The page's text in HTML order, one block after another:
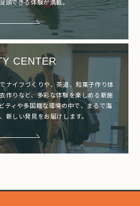
頭できる体験が満載。
CENTER
ナイフづくりや、茶道、和菓子作り体
作りなど、多彩な体験を楽しめる新施
ティや多国籍な環境の中で、まるで海
新しい発見をお届けします。